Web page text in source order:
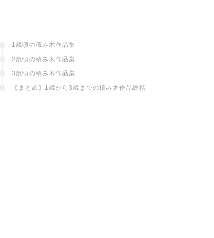
1歳頃の積み木作品集
2歳頃の積み木作品集
3歳頃の積み木作品集
【まとめ】1歳から3歳までの積み木作品総括